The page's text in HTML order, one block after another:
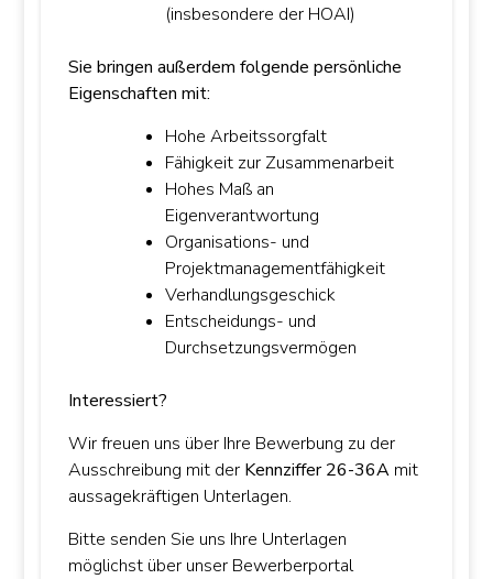
(insbesondere der HOAI)
Sie bringen außerdem folgende persönliche
Eigenschaften mit:
Hohe Arbeitssorgfalt
Fähigkeit zur Zusammenarbeit
Hohes Maß an
Eigenverantwortung
Organisations- und
Projektmanagementfähigkeit
Verhandlungsgeschick
Entscheidungs- und
Durchsetzungsvermögen
Interessiert?
Wir freuen uns über Ihre Bewerbung zu der
Ausschreibung mit der Kennziffer 26-36A mit
aussagekräftigen Unterlagen.
Bitte senden Sie uns Ihre Unterlagen
möglichst über unser Bewerberportal